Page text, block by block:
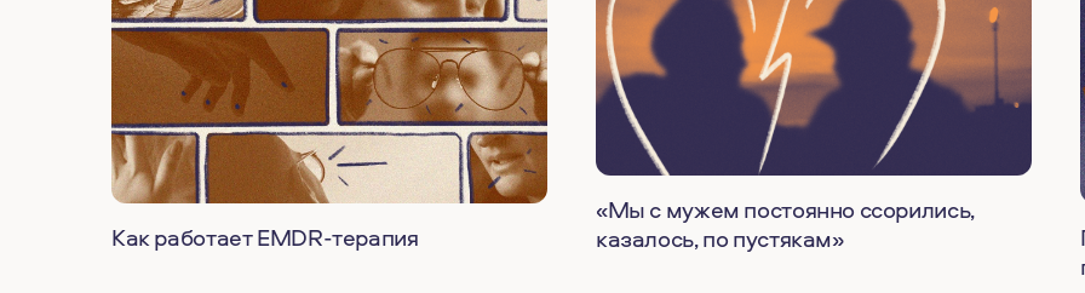
Как работает EMDR-терапия
«Мы с мужем постоянно ссорились,
казалось, по пустякам»